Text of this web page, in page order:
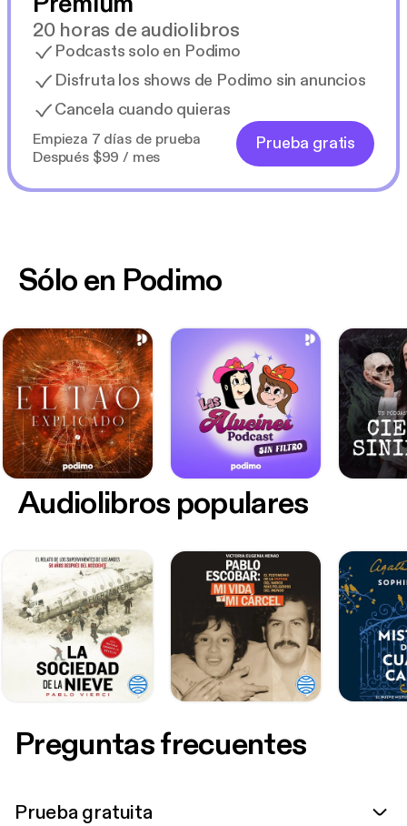
20 horas de audiolibros
Podcasts solo en Podimo
Disfruta los shows de Podimo sin anuncios
Cancela cuando quieras
Empieza 7 días de prueba
Después $99 / mes
Prueba gratis
Sólo en Podimo
Audiolibros populares
Preguntas frecuentes
Prueba gratuita